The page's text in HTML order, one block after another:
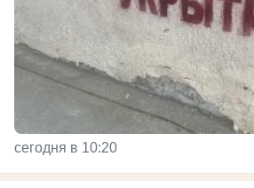
сегодня в 10:20